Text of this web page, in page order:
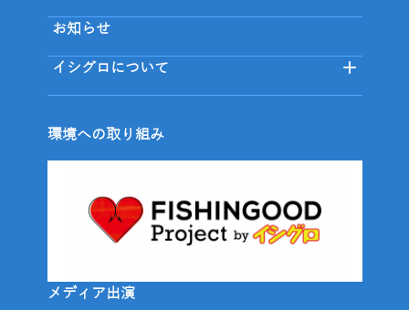
お知らせ
イシグロについて
環境への取り組み
メディア出演